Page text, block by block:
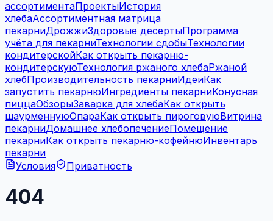
ассортиментаПроектыИстория
хлебаАссортиментная матрица
пекарниДрожжиЗдоровые десертыПрограмма
учёта для пекарниТехнологии сдобыТехнологии
кондитерскойКак открыть пекарню-
кондитерскуюТехнология ржаного хлебаРжаной
хлебПроизводительность пекарниИдеиКак
запустить пекарнюИнгредиенты пекарниКонусная
пиццаОбзорыЗаварка для хлебаКак открыть
шаурменнуюОпараКак открыть пироговуюВитрина
пекарниДомашнее хлебопечениеПомещение
пекарниКак открыть пекарню-кофейнюИнвентарь
пекарни
Условия
Приватность
404